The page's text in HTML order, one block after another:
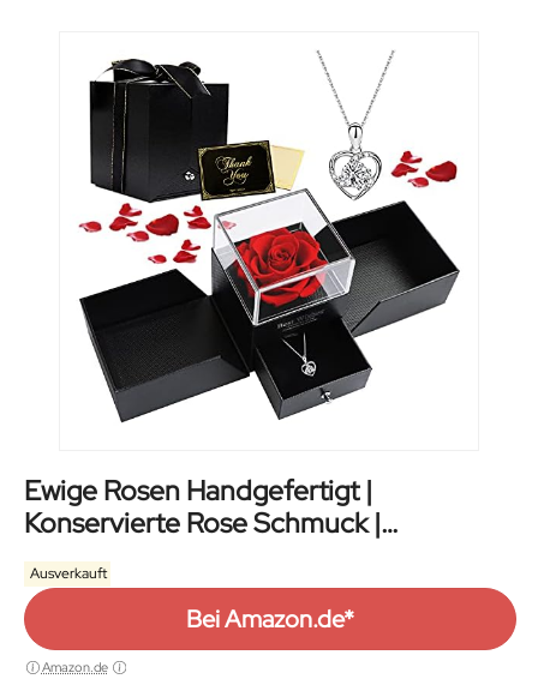
Ewige Rosen Handgefertigt |
Konservierte Rose Schmuck |
Geschenkbox
Ausverkauft
Bei Amazon.de*
Amazon.de